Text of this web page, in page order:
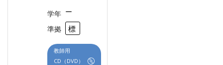
学年 ー
準拠
標準
教師用
CD（DVD）